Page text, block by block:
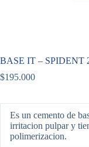
BASE IT – SPIDENT
$195.000
Es un cemento de
irritacion pulpar y
polimerizacion.